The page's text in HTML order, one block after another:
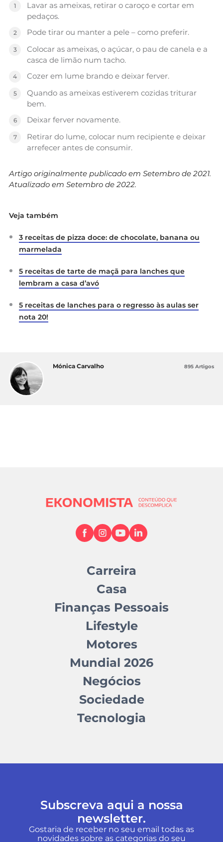
Lavar as ameixas, retirar o caroço e cortar em
pedaços.
Pode tirar ou manter a pele – como preferir.
Colocar as ameixas, o açúcar, o pau de canela e a
casca de limão num tacho.
Cozer em lume brando e deixar ferver.
Quando as ameixas estiverem cozidas triturar
bem.
Deixar ferver novamente.
Retirar do lume, colocar num recipiente e deixar
arrefecer antes de consumir.
Artigo originalmente publicado em Setembro de 2021.
Atualizado em Setembro de 2022.
Veja também
3 receitas de pizza doce: de chocolate, banana ou
marmelada
5 receitas de tarte de maçã para lanches que
lembram a casa d’avó
5 receitas de lanches para o regresso às aulas ser
nota 20!
Mónica Carvalho 895 Artigos
Carreira
Casa
Finanças Pessoais
Lifestyle
Motores
Mundial 2026
Negócios
Sociedade
Tecnologia
Subscreva aqui a nossa
newsletter.
Gostaria de receber no seu email todas as
novidades sobre as categorias do seu